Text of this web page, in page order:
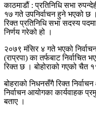
काठमाडौं : प्रतिनिधि सभा
१७ गते उपनिर्वाचन हुने भएको छ
रिक्त प्रतिनिधि सभा सदस्य
निर्णय गरेको हो ।
२०७९ मंसिर ४ गते भएको
(राप्रपा) का तर्फबाट निर्वाचित
रिक्त छ । बोहोराको गएको चैत
बोहराको निधनसँगै रिक्त
निर्वाचन आयोगका कार्यवाहक
बताए ।